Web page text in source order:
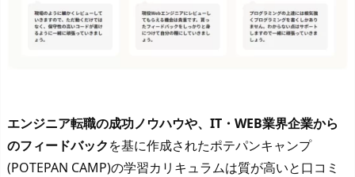
エンジニア転職の成功ノウハウや、IT・WEB業界企業から
のフィードバックを基に作成されたポテパンキャンプ
(POTEPAN CAMP)の学習カリキュラムは質が高いと口コミ